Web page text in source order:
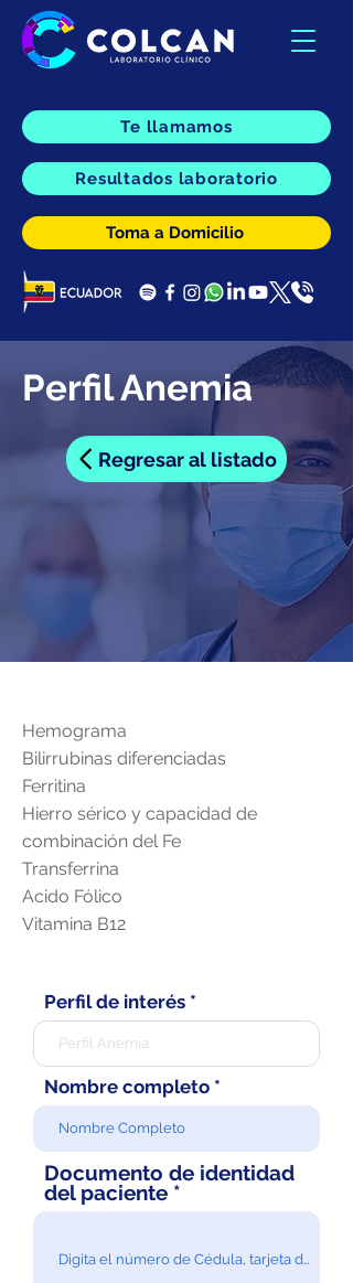
Te llamamos
Resultados laboratorio
Toma a Domicilio
Perfil Anemia
Regresar al listado
Hemograma
Bilirrubinas diferenciadas
Ferritina
Hierro sérico y capacidad de
combinación del Fe
Transferrina
Acido Fólico
Vitamina B12
Perfil de interés
Nombre completo
Documento de identidad
del paciente